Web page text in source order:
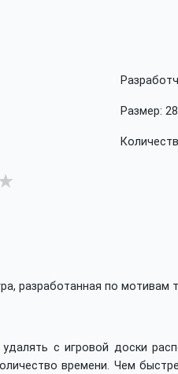
Размер:
разработанная по мотивам
с игровой доски
времени. Чем